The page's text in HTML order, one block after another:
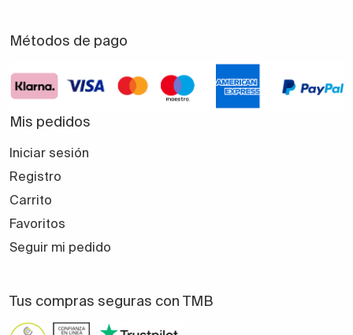
Métodos de pago
Mis pedidos
Iniciar sesión
Registro
Carrito
Favoritos
Seguir mi pedido
Tus compras seguras con TMB